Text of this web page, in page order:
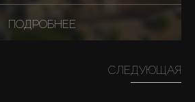
ПОДРОБНЕЕ
СЛЕДУЮЩАЯ